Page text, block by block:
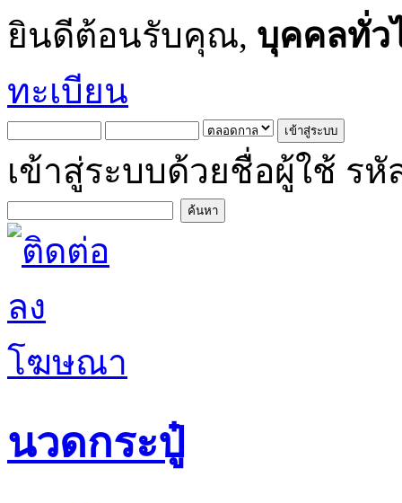
ยินดีต้อนรับคุณ, บุคคลทั่ว
ทะเบียน
เข้าสู่ระบบด้วยชื่อผู้ใช้ รหั
นวดกระปู๋